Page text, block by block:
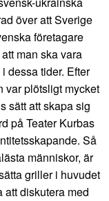
över att Sverige
företagare
man ska vara
dessa tider. Efter
var plötsligt mycket
sätt att skapa sig
på Teater Kurbas
Så
människor, är
griller i huvudet
att diskutera med